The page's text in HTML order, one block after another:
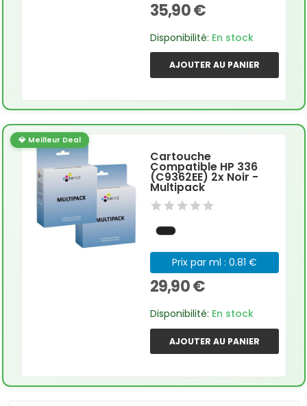
35,90 €
Disponibilité: En stock
AJOUTER AU PANIER
💎 Meilleur Deal
Cartouche
Compatible HP 336
(C9362EE) 2x Noir -
Multipack
Prix par ml : 0.81 €
29,90 €
Disponibilité: En stock
AJOUTER AU PANIER